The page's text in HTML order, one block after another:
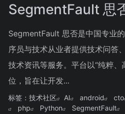
SegmentFault 思
SegmentFault 思否是中国专业
序员与技术从业者提供技术问答
技术资讯等服务。平台以“纯粹、
位，旨在让开发...
标签： 技术社区 AI android cto
php
Python SegmentFault